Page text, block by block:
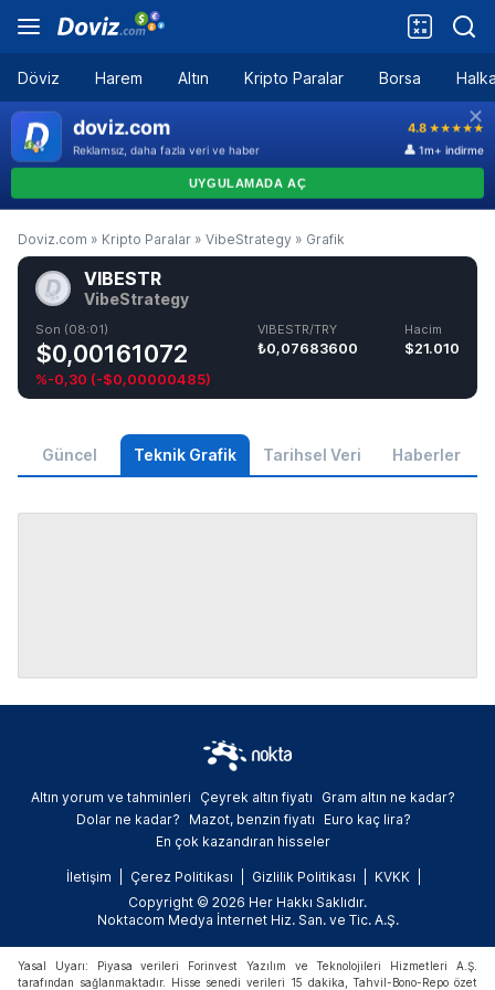
Döviz Harem Altın Kripto Paralar Borsa
Doviz.com » Kripto Paralar » VibeStrategy » Grafik
VIBESTR
VibeStrategy
Son (08:01)
$0,00161072
%-0,30 (-$0,00000485)
VIBESTR/TRY
₺0,07683600
Hacim
$21.010
Güncel Teknik Grafik Tarihsel Veri Haberler
Altın yorum ve tahminleri Çeyrek altın fiyatı
Gram altın ne kadar?
Dolar ne kadar?
Mazot, benzin fiyatı
Euro kaç lira?
En çok kazandıran hisseler
İletişim Çerez Politikası Gizlilik Politikası
KVKK
Copyright © 2026 Her Hakkı Saklıdır.
Noktacom Medya İnternet Hiz. San. ve Tic. A.Ş.
Yasal Uyarı: Piyasa verileri Forinvest Yazılım ve Teknolojileri Hizmetleri A.Ş.
tarafından sağlanmaktadır. Hisse senedi verileri 15 dakika, Tahvil-Bono-Repo özet